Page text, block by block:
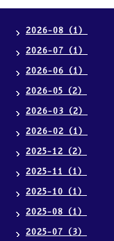
2026-08（1）
2026-07（1）
2026-06（1）
2026-05（2）
2026-03（2）
2026-02（1）
2025-12（2）
2025-11（1）
2025-10（1）
2025-08（1）
2025-07（3）